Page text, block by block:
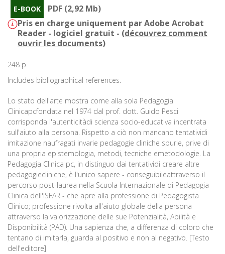
E-BOOK
PDF (2,92 Mb)
Pris en charge uniquement par Adobe Acrobat
Reader - logiciel gratuit - (découvrez comment
ouvrir les documents)
248 p.
Includes bibliographical references.
Lo stato dell'arte mostra come alla sola Pedagogia
Clinicapcfondata nel 1974 dal prof. dott. Guido Pesci
corrisponda l'autenticitàdi scienza socio-educativa incentrata
sull'aiuto alla persona. Rispetto a ciò non mancano tentatividi
imitazione naufragati invarie pedagogie cliniche spurie, prive di
una propria epistemologia, metodi, tecniche emetodologie. La
Pedagogia Clinica pc, in distinguo dai tentatividi creare altre
pedagogiecliniche, è l'unico sapere - conseguibileattraverso il
percorso post-laurea nella Scuola Internazionale di Pedagogia
Clinica dell'ISFAR - che apre alla professione di Pedagogista
Clinico; professione rivolta all'aiuto globale della persona
attraverso la valorizzazione delle sue Potenzialità, Abilità e
Disponibilità (PAD). Una sapienza che, a differenza di coloro che
tentano di imitarla, guarda al positivo e non al negativo. [Testo
dell'editore]